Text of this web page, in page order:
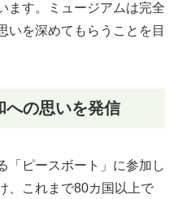
ます。ミュージアムは完全
いを深めてもらうことを目
への思いを発信
「ピースボート」に参加し
、これまで80カ国以上で